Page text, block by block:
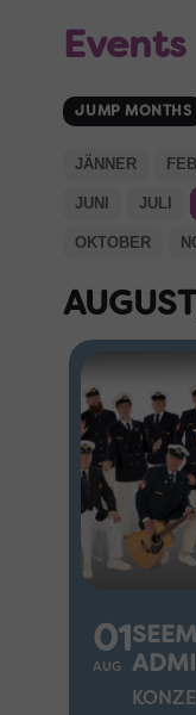
Events
JUMP MONTHS
JÄNNER
JUNI JULI
OKTOBER
01
AUG